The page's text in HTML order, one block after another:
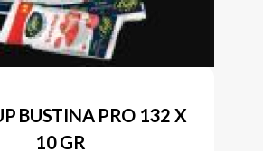
BUSTINA PRO 132 X
10 GR